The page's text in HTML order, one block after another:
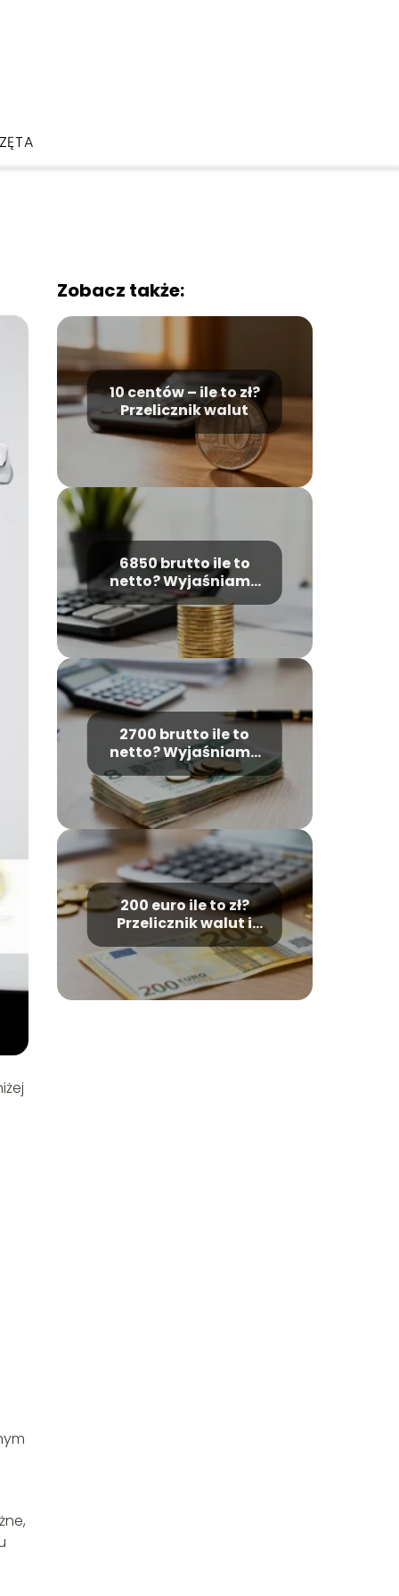
Zobacz także:
10 centów – ile to zł?
Przelicznik walut
6850 brutto ile to
netto? Wyjaśniamy
obliczenia płacowe
2700 brutto ile to
netto? Wyjaśniamy
wyliczenia pensji
200 euro ile to zł?
Przelicznik walut i
kurs wymiany